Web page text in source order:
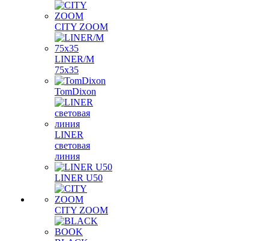
CITY ZOOM
LINER/M
75х35
TomDixon
LINER
световая
линия
LINER U50
CITY ZOOM